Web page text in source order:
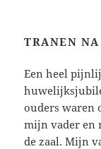
TRANEN
Een heel
ouders waren
mijn vader en
de zaal. Mijn